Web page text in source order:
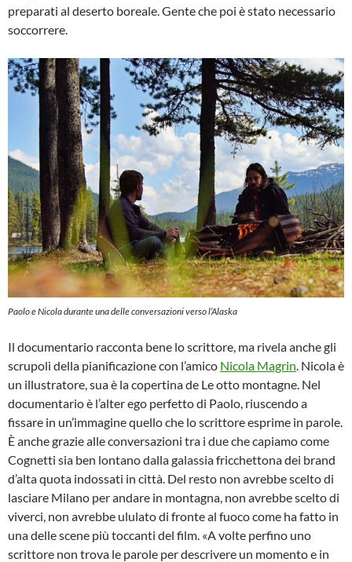
preparati al deserto boreale. Gente che poi è stato necessario
soccorrere.
Paolo e Nicola durante una delle conversazioni verso l’Alaska
Il documentario racconta bene lo scrittore, ma rivela anche gli
scrupoli della pianificazione con l’amico Nicola Magrin . Nicola è
un illustratore, sua è la copertina de Le otto montagne. Nel
documentario è l’alter ego perfetto di Paolo, riuscendo a
fissare in un’immagine quello che lo scrittore esprime in parole.
È anche grazie alle conversazioni tra i due che capiamo come
Cognetti sia ben lontano dalla galassia fricchettona dei brand
d’alta quota indossati in città. Del resto non avrebbe scelto di
lasciare Milano per andare in montagna, non avrebbe scelto di
viverci, non avrebbe ululato di fronte al fuoco come ha fatto in
una delle scene più toccanti del film. «A volte perfino uno
scrittore non trova le parole per descrivere un momento e in